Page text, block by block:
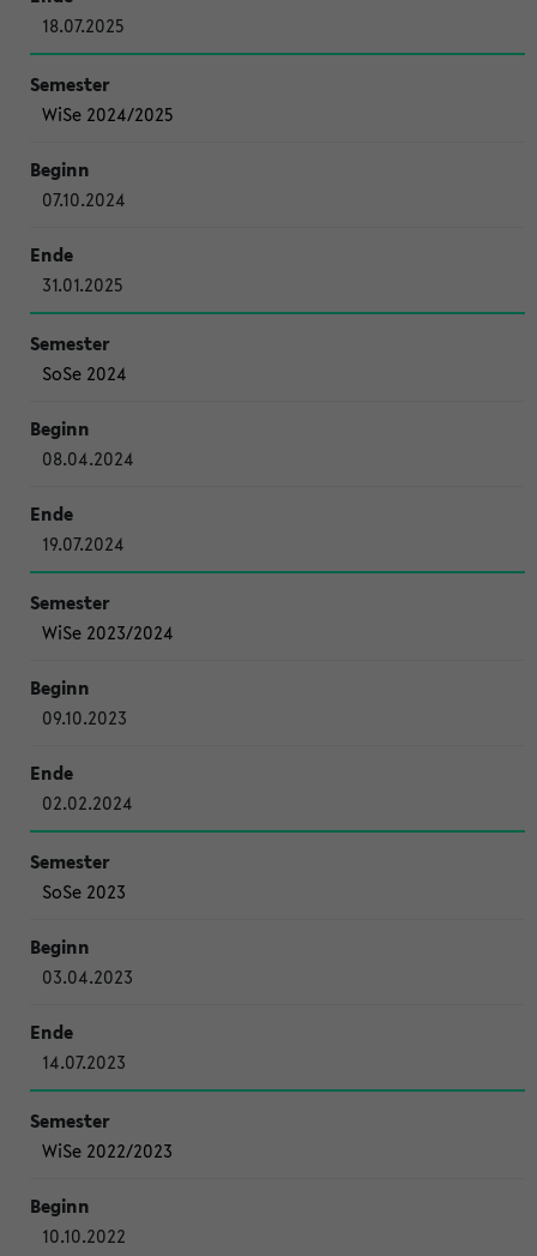
18.07.2025
WiSe 2024/2025
07.10.2024
31.01.2025
SoSe 2024
08.04.2024
19.07.2024
WiSe 2023/2024
09.10.2023
02.02.2024
SoSe 2023
03.04.2023
14.07.2023
WiSe 2022/2023
10.10.2022